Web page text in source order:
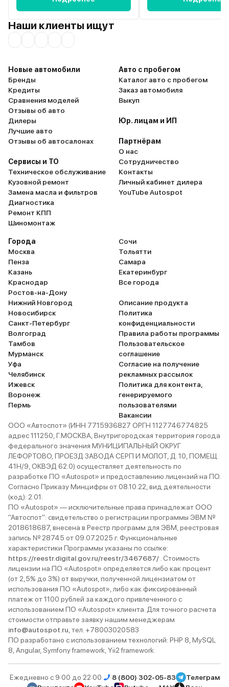
понять также это заключение
дилера и согласовано оно с
производителем? Неужели
создатели этого авто не могли
изменить местоположение
гидроизоляцию? Наш климат
предполагает зиму, снег и
непогоду. Считаю, что это
недоработка конструкторов,
необходимо продумать
гидроизоляцию и переложить
жгуты по другому, избегая ног
водителя. Надо обязательно
автомашин, в первую очередь
гарантийных! Мы, думаю, больше
китайских автомашин
приобретать не будем!
Наши клиенты ищут
Новые автомобили
Бренды
Кредиты
Сравнения моделей
Отзывы об авто
Дилеры
Лучшие авто
Отзывы об автосалонах
Сервисы и ТО
Техническое обслуживание
Кузовной ремонт
Замена масла и фильтров
Диагностика
Ремонт КПП
Шиномонтаж
Авто с пробегом
Каталог авто с пробегом
Заказ автомобиля
Выкуп
Юр. лицам и ИП
Партнёрам
О нас
Сотрудничество
Контакты
Личный кабинет дилера
YouTube Autospot
Города
Москва
Пенза
Казань
Краснодар
Ростов-на-Дону
Нижний Новгород
Новосибирск
Санкт-Петербург
Волгоград
Тамбов
Мурманск
Уфа
Челябинск
Ижевск
Воронеж
Пермь
Сочи
Тольятти
Самара
Екатеринбург
Все города
Описание продукта
Политика
конфиденциальности
Правила работы программы
Пользовательское
соглашение
Согласие на получение
рекламных рассылок
Политика для контента,
генерируемого
пользователями
Вакансии
ООО «Автоспот» (ИНН 7715936827 ОРГН 1127746774825
адрес 111250, Г.МОСКВА, Внутригородская территория города
федерального значения МУНИЦИПАЛЬНЫЙ ОКРУГ
ЛЕФОРТОВО, ПРОЕЗД ЗАВОДА СЕРП И МОЛОТ, Д. 10, ПОМЕЩ.
41Н/9, ОКВЭД 62.0) осуществляет деятельность по
разработке ПО «Autospot» и предоставлению лицензий на ПО.
Согласно Приказу Минцифры от 08.10.22, вид деятельности
(код): 2.01.
ПО «Autospot» — исключительные права принадлежат ООО
"Автоспот": свидетельство о регистрации программы ЭВМ №
2018618687, внесена в Реестр программ для ЭВМ, реестровая
запись № 28745 от 09.07.2025 г. Функциональные
характеристики Программы указаны по ссылке:
https://reestr.digital.gov.ru/reestr/3467687/ . Стоимость
лицензии на ПО «Autospot» определяется либо как процент
(от 2,5% до 3%) от выручки, полученной лицензиатом от
использования ПО «Autospot», либо как фиксированный
платеж от 1100 рублей за каждого привлеченного с
использованием ПО «Autospot» клиента. Для точного расчета
стоимости отправьте заявку нашим менеджерам
info@autospot.ru, тел. +78003020583
ПО разработано с использованием технологий: PHP 8, MySQL
8, Angular, Symfony framework, Yii2 framework.
Ежедневно с 9:00 до 22:00 8 (800) 302-05-83
Телеграм